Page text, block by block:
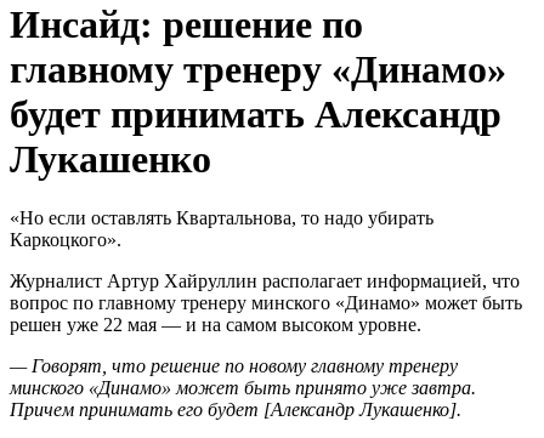
Инсайд: решение по
главному тренеру «Динамо»
будет принимать Александр
Лукашенко
«Но если оставлять Квартальнова, то надо убирать
Каркоцкого».
Журналист Артур Хайруллин располагает информацией, что
вопрос по главному тренеру минского «Динамо» может быть
решен уже 22 мая — и на самом высоком уровне.
— Говорят, что решение по новому главному тренеру
минского «Динамо» может быть принято уже завтра.
Причем принимать его будет [Александр Лукашенко].